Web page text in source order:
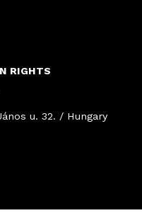
RIGHTS
u. 32. / Hungary